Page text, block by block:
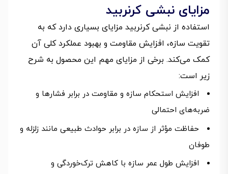
مزایای نبشی کرنربید
استفاده از نبشی کرنربید مزایای بسیاری دارد که به
تقویت سازه، افزایش مقاومت و بهبود عملکرد کلی آن
کمک می‌کند. برخی از مزایای مهم این محصول به شرح
زیر است:
افزایش استحکام سازه و مقاومت در برابر فشارها و
ضربه‌های احتمالی
حفاظت مؤثر از سازه در برابر حوادث طبیعی مانند زلزله و
طوفان
افزایش طول عمر سازه با کاهش ترک‌خوردگی و